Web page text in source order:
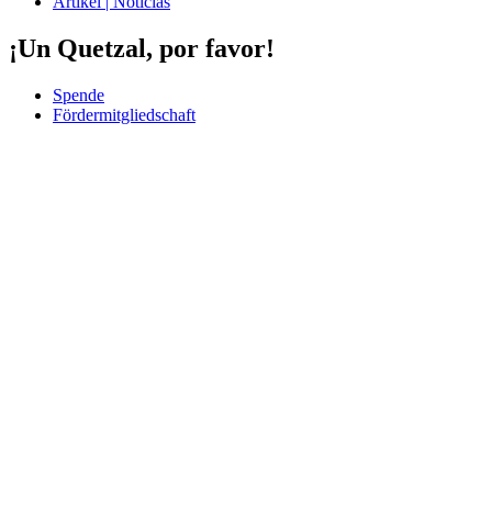
¡Un Quetzal, por favor!
Spende
Fördermitgliedschaft